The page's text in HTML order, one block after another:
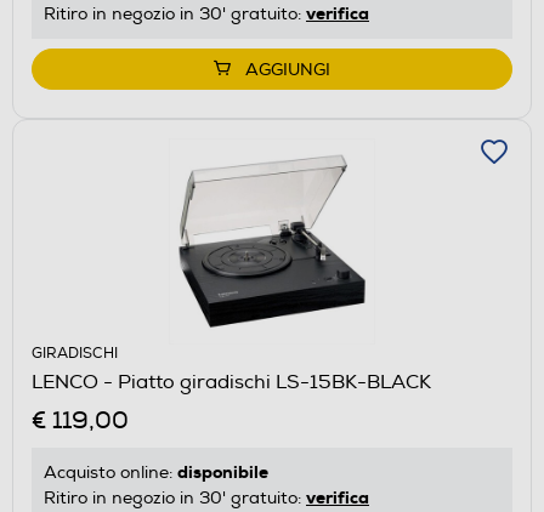
Ritiro in negozio in 30' gratuito: verifica
AGGIUNGI
GIRADISCHI
LENCO - Piatto giradischi LS-15BK-BLACK
€ 119,00
Acquisto online: disponibile
Ritiro in negozio in 30' gratuito: verifica